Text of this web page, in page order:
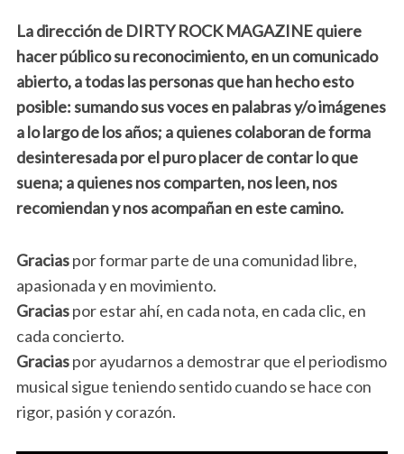
La dirección de DIRTY ROCK MAGAZINE quiere
hacer público su reconocimiento, en un comunicado
abierto, a todas las personas que han hecho esto
posible: sumando sus voces en palabras y/o imágenes
a lo largo de los años; a quienes colaboran de forma
desinteresada por el puro placer de contar lo que
suena; a quienes nos comparten, nos leen, nos
recomiendan y nos acompañan en este camino.
Graciaspor formar parte de una comunidad libre,
apasionada y en movimiento.
Graciaspor estar ahí, en cada nota, en cada clic, en
cada concierto.
Graciaspor ayudarnos a demostrar que el periodismo
musical sigue teniendo sentido cuando se hace con
rigor, pasión y corazón.